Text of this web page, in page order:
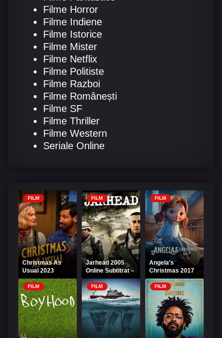
Filme Horror
Filme Indiene
Filme Istorice
Filme Mister
Filme Netflix
Filme Politiste
Filme Razboi
Filme Românești
Filme SF
Filme Thriller
Filme Western
Seriale Online
FILM
Christmas As
Usual 2023
Online Subtitrat
FILM
Jarhead 2005
Online Subtitrat –
Drama
Pușcașilor Marini
FILM
Angela's
Christmas 2017
Online Subtitrat
FILM FILM FILM